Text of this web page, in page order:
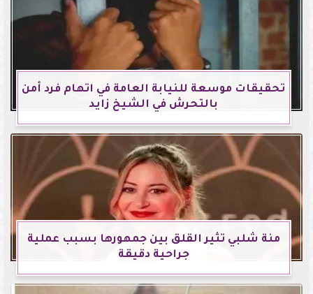
تحقيقات موسعة للنيابة العامة في اتهام فرد أمن
بالتحرش في الشيخ زايد
منة شلبي تثير القلق بين جمهورها بسبب عملية
جراحية دقيقة